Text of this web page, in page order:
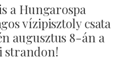
a Hungarospa
vízipisztoly csata
augusztus 8-án a
strandon!